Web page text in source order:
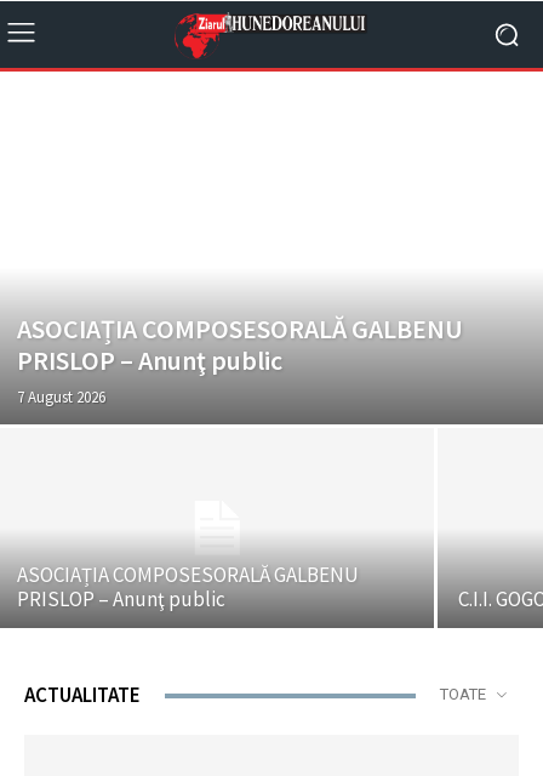
ASOCIAȚIA COMPOSESORALĂ GALBENU
PRISLOP – Anunţ public
7 August 2026
ASOCIAȚIA COMPOSESORALĂ GALBENU
PRISLOP – Anunţ public
C.I.I.
ACTUALITATE TOATE